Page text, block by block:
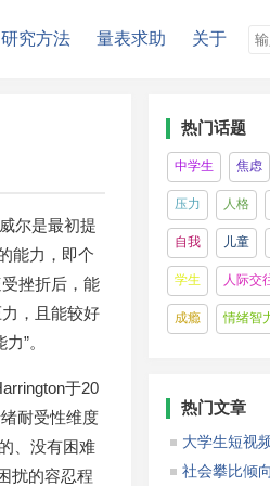
研究方法 量表求助 关于
尔是最初提
能力，即个
挫折后，能
，且能较好
”。
于20
耐受性维度
、没有困难
扰的容忍程
热门话题
中学生 焦虑
压力 人格
自我 儿童
学生 人际交
成瘾 情绪智
热门文章